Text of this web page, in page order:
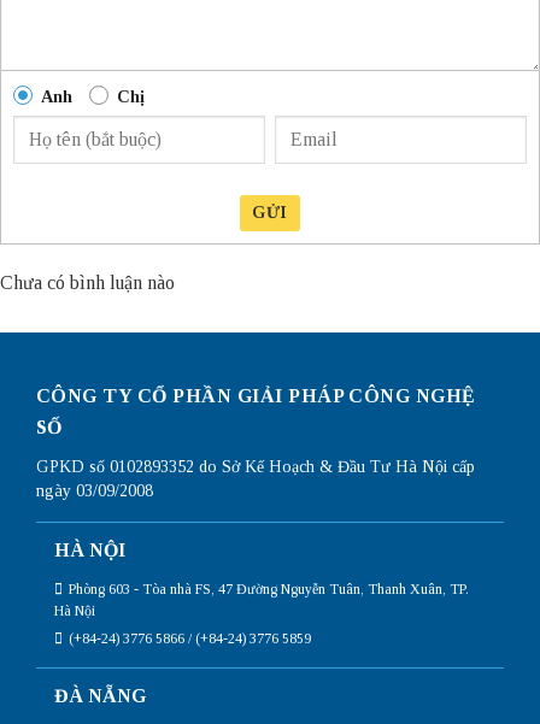
Anh Chị
GỬI
Chưa có bình luận nào
CÔNG TY CỔ PHẦN GIẢI PHÁP CÔNG NGHỆ
SỐ
GPKD số 0102893352 do Sở Kế Hoạch & Đầu Tư Hà Nội cấp
ngày 03/09/2008
HÀ NỘI
Phòng 603 - Tòa nhà FS, 47 Đường Nguyễn Tuân, Thanh Xuân, TP.
Hà Nội
(+84-24) 3776 5866 / (+84-24) 3776 5859
ĐÀ NẴNG